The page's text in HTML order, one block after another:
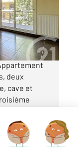
FERRAND
deux
cave et
...